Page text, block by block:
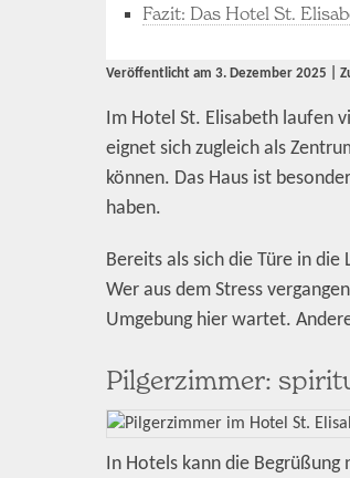
Fazit: Das Hotel St.
Veröffentlicht am 3. Dezember 2025 |
Im Hotel St. Elisabeth laufen
eignet sich zugleich als
können. Das Haus ist
haben.
Bereits als sich die Türe in
Wer aus dem Stress
Umgebung hier wartet.
Pilgerzimmer:
In Hotels kann die